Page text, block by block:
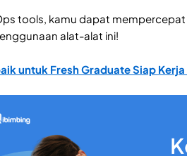
tools, kamu dapat
alat-alat ini!
untuk Fresh Graduate Siap